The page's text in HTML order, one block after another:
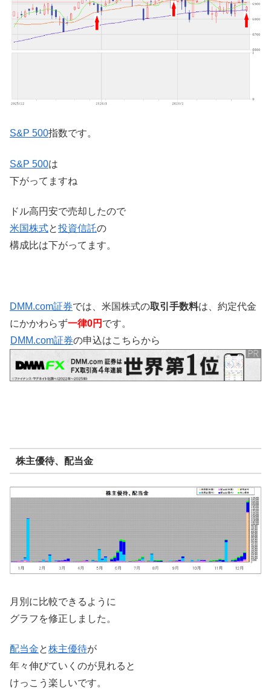
S&P 500指数です。
S&P 500は
下がってますね
ドル高円安で売却したので
米国株式と投資信託の
構成比は下がってます。
DMM.com証券では、米国株式の取引手数料は、約定代金
にかかわらず一律0円 です。
DMM.com証券の申込はこちらから
株主優待、配当金
月別に比較できるように
グラフを修正しました。
配当金と株主優待が
年々伸びていくのが見れると
けっこう楽しいです。